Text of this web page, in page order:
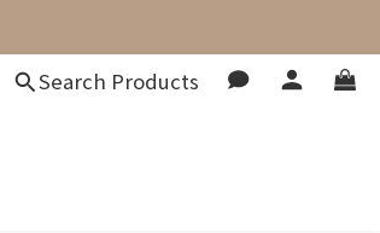
Search Products